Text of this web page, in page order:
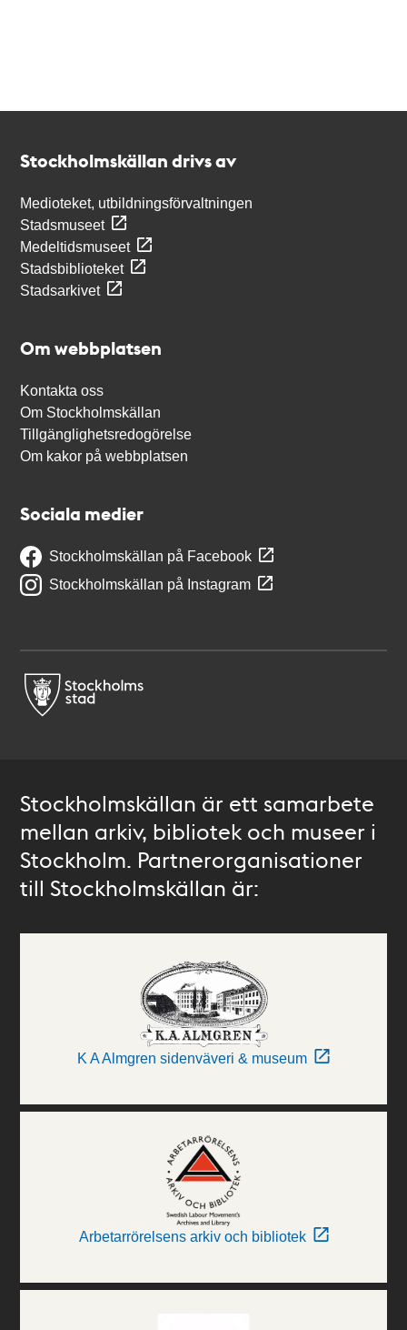
Stockholmskällan drivs av
Medioteket, utbildningsförvaltningen
Stadsmuseet
Medeltidsmuseet
Stadsbiblioteket
Stadsarkivet
Om webbplatsen
Kontakta oss
Om Stockholmskällan
Tillgänglighetsredogörelse
Om kakor på webbplatsen
Sociala medier
Stockholmskällan på Facebook
Stockholmskällan på Instagram
Stockholmskällan är ett samarbete
mellan arkiv, bibliotek och museer i
Stockholm. Partnerorganisationer
till Stockholmskällan är:
K A Almgren sidenväveri & museum
Arbetarrörelsens arkiv och bibliotek